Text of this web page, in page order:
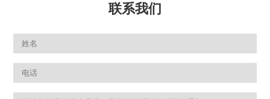
联系我们